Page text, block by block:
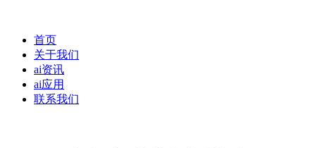
首页
关于我们
ai资讯
ai应用
联系我们